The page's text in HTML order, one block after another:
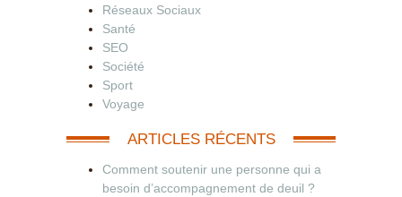
Réseaux Sociaux
Santé
SEO
Société
Sport
Voyage
ARTICLES RÉCENTS
Comment soutenir une personne qui a
besoin d’accompagnement de deuil ?